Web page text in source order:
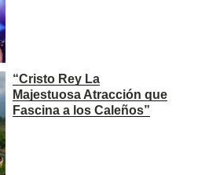
“Cristo Rey La
Majestuosa Atracción que
Fascina a los Caleños”